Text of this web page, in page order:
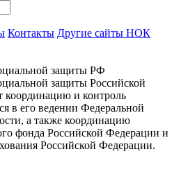
Контакты Другие сайты НОК
защиты РФ
защиты Российской
координацию и контроль
в его ведении Федеральной
а также координацию
фонда Российской Федерации и
Российской Федерации.